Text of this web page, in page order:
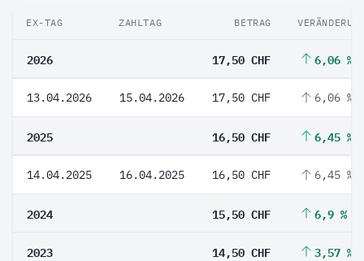
EX-TAG ZAHLTAG BETRAG
2026 17,50 CHF 6,06 %
13.04.2026 15.04.2026 17,50 CHF 6,06 %
2025 16,50 CHF 6,45 %
14.04.2025 16.04.2025 16,50 CHF 6,45 %
2024 15,50 CHF 6,9 %
2023 14,50 CHF 3,57 %